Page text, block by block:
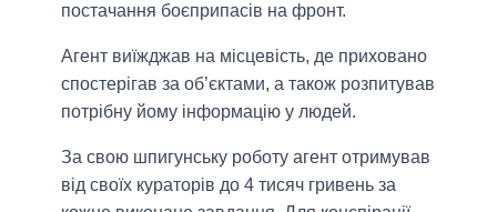
постачання боєприпасів на фронт.
Агент виїжджав на місцевість, де приховано
спостерігав за об’єктами, а також розпитував
потрібну йому інформацію у людей.
За свою шпигунську роботу агент отримував
від своїх кураторів до 4 тисяч гривень за